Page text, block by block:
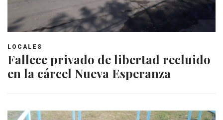
LOCALES
Fallece privado de libertad recluido
en la cárcel Nueva Esperanza